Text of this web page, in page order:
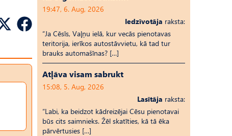
19:47, 6. Aug, 2026
Iedzīvotāja raksta:
“Ja Cēsīs, Vaļņu ielā, kur vecās pienotavas
teritorija, ierīkos autostāvvietu, kā tad tur
brauks automašīnas? […]
Atļāva visam sabrukt
15:08, 5. Aug, 2026
Lasītāja raksta:
“Labi, ka beidzot kādreizējai Cēsu pienotavai
būs cits saimnieks. Žēl skatīties, kā tā ēka
pārvērtusies […]